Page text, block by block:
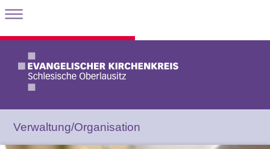
Verwaltung/Organisation